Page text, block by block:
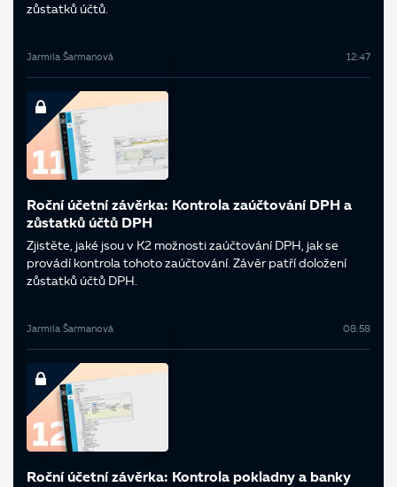
zůstatků účtů.
Jarmila Šarmanová 12:47
Roční účetní závěrka: Kontrola zaúčtování DPH a
zůstatků účtů DPH
Zjistěte, jaké jsou v K2 možnosti zaúčtování DPH, jak se
provádí kontrola tohoto zaúčtování. Závěr patří doložení
zůstatků účtů DPH.
Jarmila Šarmanová 08:58
Roční účetní závěrka: Kontrola pokladny a banky